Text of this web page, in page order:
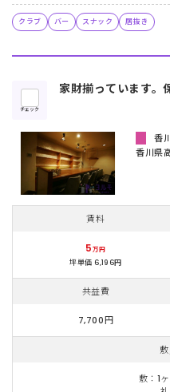
クラブ バー スナック 居抜き
チェック
家財揃っています
香
香川県
賃料
5万円
坪単価 6,196円
共益費
7,700円
敷：1